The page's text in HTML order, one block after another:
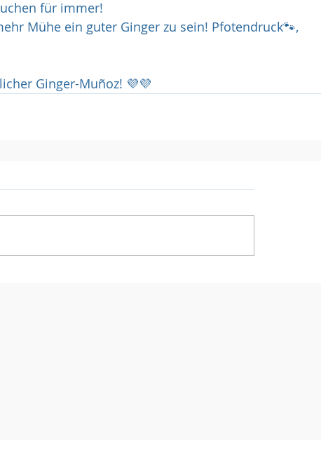
für immer!
Mühe ein guter Ginger zu sein! Pfotendruck🐾,
Ginger-Muñoz! 💜💜